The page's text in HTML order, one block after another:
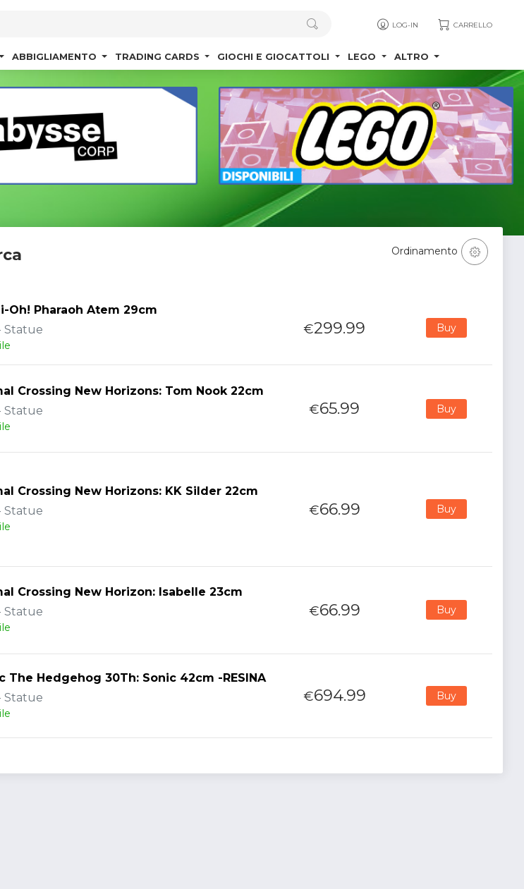
LOG-IN CARRELLO
ABBIGLIAMENTO TRADING CARDS GIOCHI E GIOCATTOLI LEGO ALTRO
Ordinamento
Oh! Pharaoh Atem 29cm
Statue
€299.99 Buy
Crossing New Horizons: Tom Nook 22cm
Statue
€65.99 Buy
Crossing New Horizons: KK Silder 22cm
Statue
€66.99 Buy
Crossing New Horizon: Isabelle 23cm
Statue
€66.99 Buy
The Hedgehog 30Th: Sonic 42cm -RESINA
Statue
€694.99 Buy